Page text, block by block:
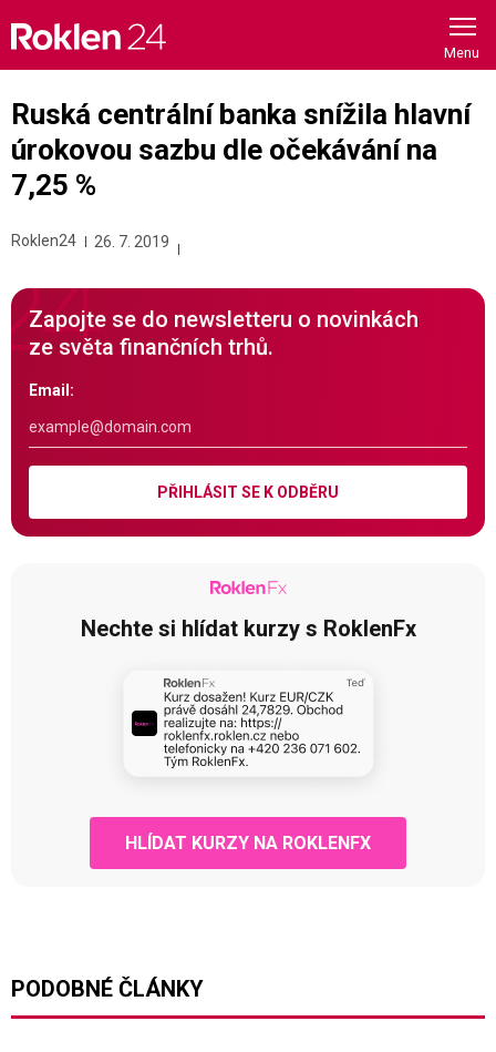
content
Ruská centrální banka snížila hlavní
úrokovou sazbu dle očekávání na
7,25 %
Roklen24 26. 7. 2019
Zapojte se do newsletteru o novinkách
ze světa finančních trhů.
Email:
PŘIHLÁSIT SE K ODBĚRU
Nechte si hlídat kurzy s RoklenFx
HLÍDAT KURZY NA ROKLENFX
PODOBNÉ ČLÁNKY